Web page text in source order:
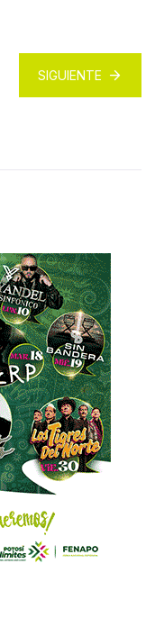
SIGUIENTE